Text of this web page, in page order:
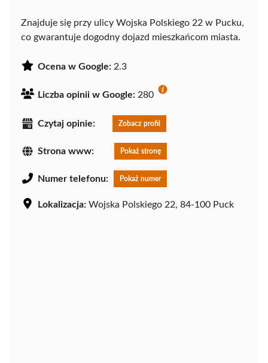
Znajduje się przy ulicy Wojska Polskiego 22 w Pucku,
co gwarantuje dogodny dojazd mieszkańcom miasta.
Ocena w Google: 2.3
Liczba opinii w Google: 280
Czytaj opinie: Zobacz profil
Strona www: Pokaż stronę
Numer telefonu: Pokaż numer
Lokalizacja: Wojska Polskiego 22, 84-100 Puck